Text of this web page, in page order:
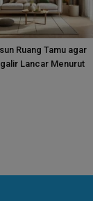
Ruang Tamu agar
Lancar Menurut